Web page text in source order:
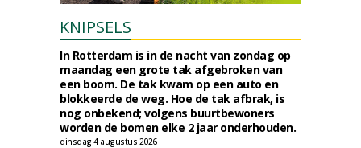
KNIPSELS
In Rotterdam is in de nacht van zondag op
maandag een grote tak afgebroken van
een boom. De tak kwam op een auto en
blokkeerde de weg. Hoe de tak afbrak, is
nog onbekend; volgens buurtbewoners
worden de bomen elke 2 jaar onderhouden.
dinsdag 4 augustus 2026